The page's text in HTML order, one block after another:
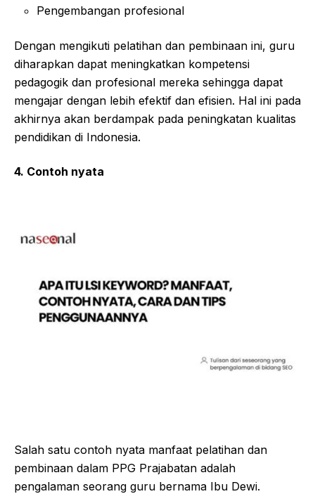
Pengembangan profesional
Dengan mengikuti pelatihan dan pembinaan ini, guru
diharapkan dapat meningkatkan kompetensi
pedagogik dan profesional mereka sehingga dapat
mengajar dengan lebih efektif dan efisien. Hal ini pada
akhirnya akan berdampak pada peningkatan kualitas
pendidikan di Indonesia.
4. Contoh nyata
Salah satu contoh nyata manfaat pelatihan dan
pembinaan dalam PPG Prajabatan adalah
pengalaman seorang guru bernama Ibu Dewi.